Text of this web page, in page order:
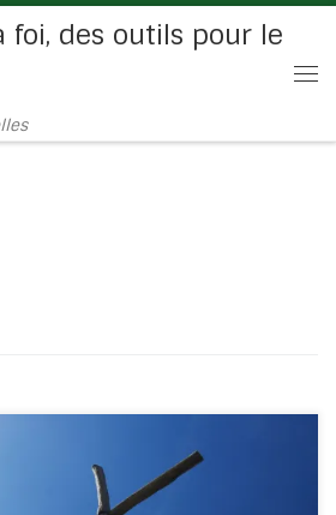
foi, des outils pour le